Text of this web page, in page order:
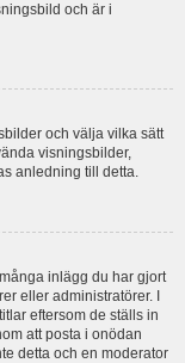
och är i
och välja vilka sätt
visningsbilder,
anledning till detta.
inlägg du har gjort
eller administratörer. I
eftersom de ställs in
att posta i onödan
detta och en moderator